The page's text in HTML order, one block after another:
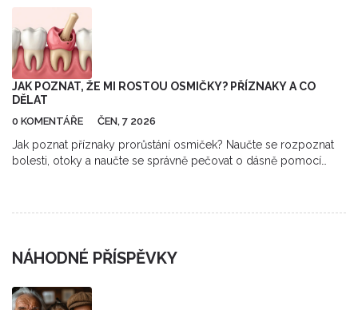
JAK POZNAT, ŽE MI ROSTOU OSMIČKY? PŘÍZNAKY A CO
DĚLAT
0 KOMENTÁŘE ČEN, 7 2026
Jak poznat příznaky prorůstání osmiček? Naučte se rozpoznat
bolesti, otoky a naučte se správně pečovat o dásně pomocí
NÁHODNÉ PŘÍSPĚVKY